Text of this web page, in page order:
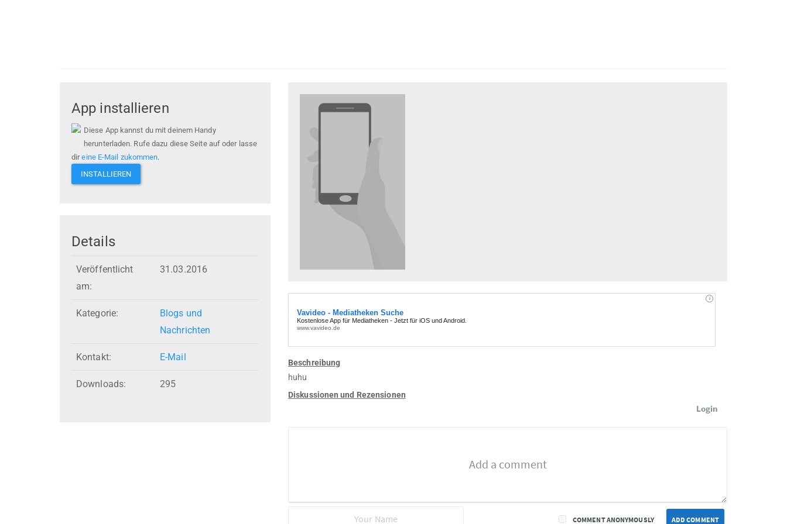
App installieren
Diese App kannst du mit deinem Handy
herunterladen. Rufe dazu diese Seite auf oder lasse
direine E-Mail zukommen.
INSTALLIEREN
Details
Veröffentlicht
am:
31.03.2016
Kategorie:
Blogs und
Nachrichten
Kontakt: E-Mail
Downloads: 295
Beschreibung
huhu
Diskussionen und Rezensionen
Login
ADD COMMENT
COMMENT ANONYMOUSLY